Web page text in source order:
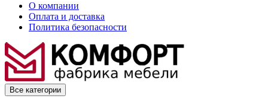
О компании
Оплата и доставка
Политика безопасности
Все категории